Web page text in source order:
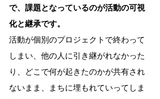
で、課題となっているのが活動の可視
化と継承です。
活動が個別のプロジェクトで終わって
しまい、他の人に引き継がれなかった
り、どこで何が起きたのかが共有され
ないまま、まちに埋もれていってしま